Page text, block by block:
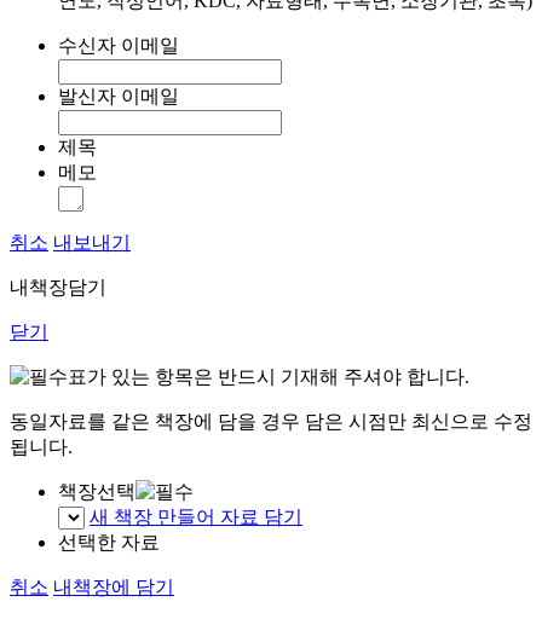
수신자 이메일
발신자 이메일
제목
메모
취소 내보내기
내책장담기
닫기
표가 있는 항목은 반드시 기재해 주셔야 합니다.
동일자료를 같은 책장에 담을 경우 담은 시점만 최신으로 수정
됩니다.
책장선택
새 책장 만들어 자료 담기
선택한 자료
취소 내책장에 담기